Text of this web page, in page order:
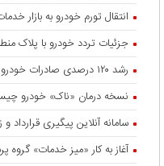
انتقال تورم خودرو به بازار
جزئیات تردد خودرو با پلاک
رشد ۱۲۰ درصدی صادرات خودروهای برقی چین
نسخه درمان «ناک» خودرو
سامانه آنلاین پیگیری
آغاز به کار «میز خدمات» گروه